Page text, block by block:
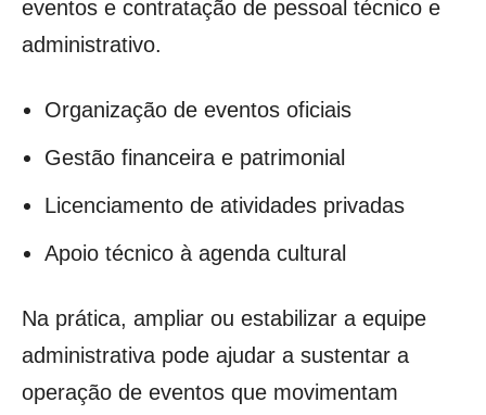
eventos e contratação de pessoal técnico e
administrativo.
Organização de eventos oficiais
Gestão financeira e patrimonial
Licenciamento de atividades privadas
Apoio técnico à agenda cultural
Na prática, ampliar ou estabilizar a equipe
administrativa pode ajudar a sustentar a
operação de eventos que movimentam